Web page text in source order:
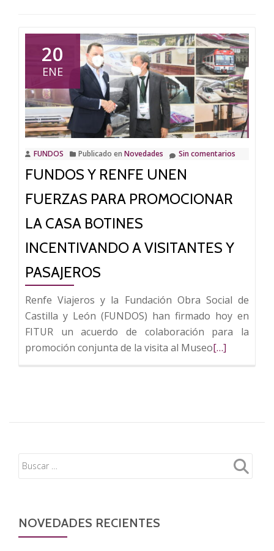
20
ENE
FUNDOS Publicado en Novedades Sin comentarios
FUNDOS Y RENFE UNEN
FUERZAS PARA PROMOCIONAR
LA CASA BOTINES
INCENTIVANDO A VISITANTES Y
PASAJEROS
Renfe Viajeros y la Fundación Obra Social de
Castilla y León (FUNDOS) han firmado hoy en
FITUR un acuerdo de colaboración para la
promoción conjunta de la visita al MuseoLeer
Renfe
fuerzas
[…]
NOVEDADES RECIENTES